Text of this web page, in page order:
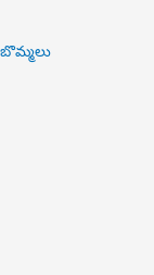
బొమ్మలు